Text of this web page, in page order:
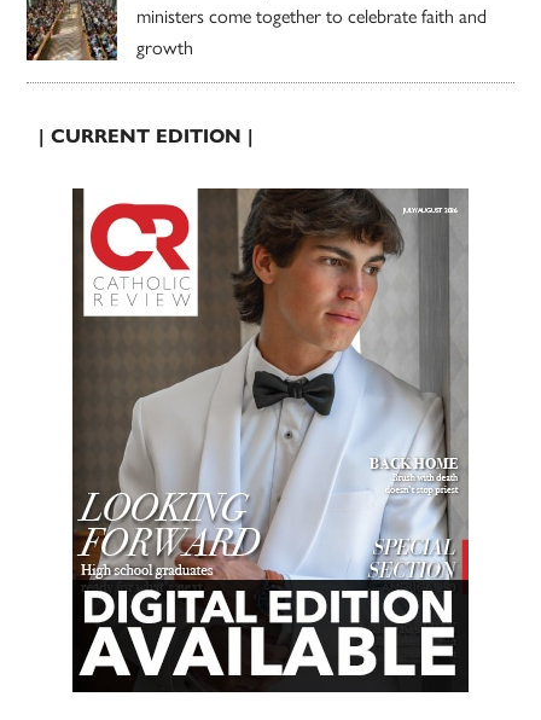
ministers come together to celebrate faith and
growth
| CURRENT EDITION |